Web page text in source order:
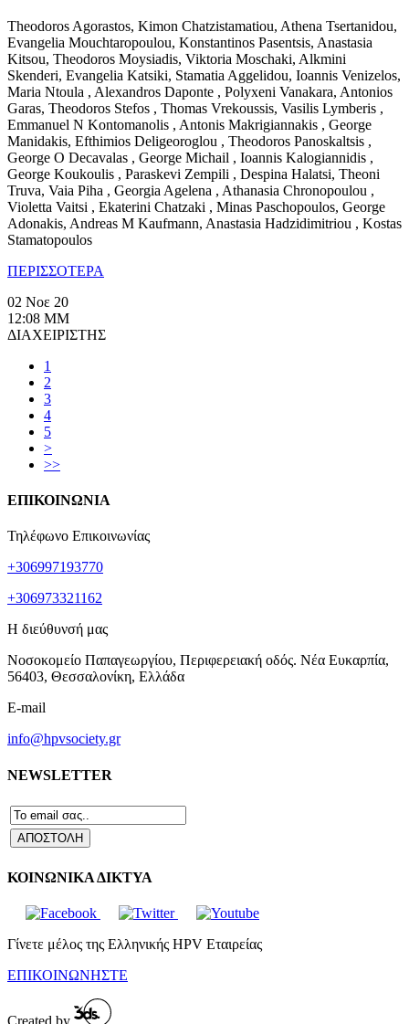
Theodoros Agorastos, Kimon Chatzistamatiou, Athena Tsertanidou,
Evangelia Mouchtaropoulou, Konstantinos Pasentsis, Anastasia
Kitsou, Theodoros Moysiadis, Viktoria Moschaki, Alkmini
Skenderi, Evangelia Katsiki, Stamatia Aggelidou, Ioannis Venizelos,
Maria Ntoula , Alexandros Daponte , Polyxeni Vanakara, Antonios
Garas, Theodoros Stefos , Thomas Vrekoussis, Vasilis Lymberis ,
Emmanuel N Kontomanolis , Antonis Makrigiannakis , George
Manidakis, Efthimios Deligeoroglou , Theodoros Panoskaltsis ,
George O Decavalas , George Michail , Ioannis Kalogiannidis ,
George Koukoulis , Paraskevi Zempili , Despina Halatsi, Theoni
Truva, Vaia Piha , Georgia Agelena , Athanasia Chronopoulou ,
Violetta Vaitsi , Ekaterini Chatzaki , Minas Paschopoulos, George
Adonakis, Andreas M Kaufmann, Anastasia Hadzidimitriou , Kostas
Stamatopoulos
ΠΕΡΙΣΣΟΤΕΡΑ
02 Νοε 20
12:08 ΜΜ
ΔΙΑΧΕΙΡΙΣΤΗΣ
1
2
3
4
5
>
>>
ΕΠΙΚΟΙΝΩΝΙΑ
Τηλέφωνο Επικοινωνίας
+306997193770
+306973321162
Η διεύθυνσή μας
Νοσοκομείο Παπαγεωργίου, Περιφερειακή οδός. Νέα Ευκαρπία,
56403, Θεσσαλονίκη, Ελλάδα
E-mail
info@hpvsociety.gr
NEWSLETTER
ΚΟΙΝΩΝΙΚΑ ΔΙΚΤΥΑ
Γίνετε μέλος της Ελληνικής HPV Εταιρείας
ΕΠΙΚΟΙΝΩΝΗΣΤΕ